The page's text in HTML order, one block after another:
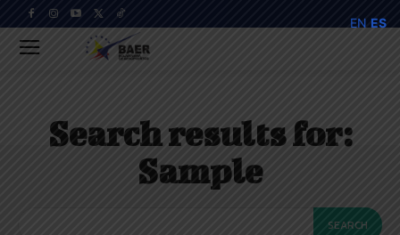
Search results for:
Sample
SEARCH
EN ES